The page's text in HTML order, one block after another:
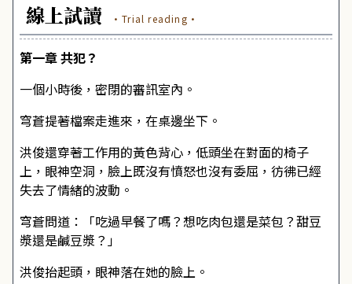
線上試讀 ·Trial reading·
第一章 共犯？
一個小時後，密閉的審訊室內。
穹蒼提著檔案走進來，在桌邊坐下。
洪俊還穿著工作用的黃色背心，低頭坐在對面的椅子
上，眼神空洞，臉上既沒有憤怒也沒有委屈，彷彿已經
失去了情緒的波動。
穹蒼問道：「吃過早餐了嗎？想吃肉包還是菜包？甜豆
漿還是鹹豆漿？」
洪俊抬起頭，眼神落在她的臉上。